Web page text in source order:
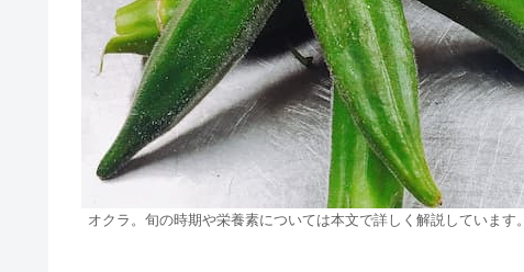
オクラ。旬の時期や栄養素については本文で詳しく解説しています。